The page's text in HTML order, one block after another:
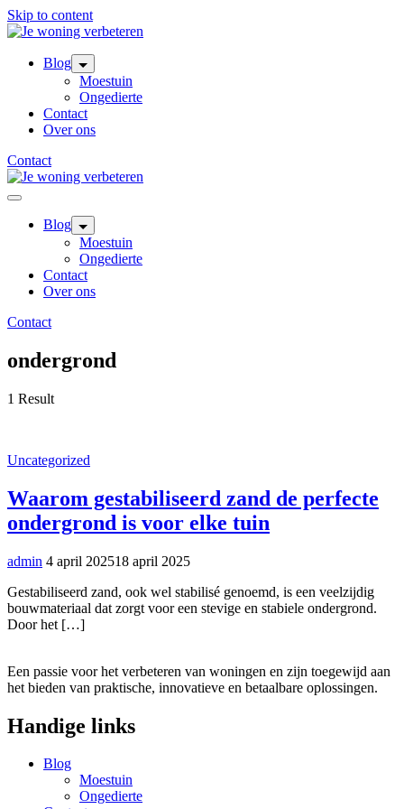
Skip to content
Blog
Moestuin
Ongedierte
Contact
Over ons
Contact
Blog
Moestuin
Ongedierte
Contact
Over ons
Contact
ondergrond
1 Result
Uncategorized
Waarom gestabiliseerd zand de perfecte
ondergrond is voor elke tuin
admin 4 april 202518 april 2025
Gestabiliseerd zand, ook wel stabilisé genoemd, is een veelzijdig
bouwmateriaal dat zorgt voor een stevige en stabiele ondergrond.
Door het […]
Een passie voor het verbeteren van woningen en zijn toegewijd aan
het bieden van praktische, innovatieve en betaalbare oplossingen.
Handige links
Blog
Moestuin
Ongedierte